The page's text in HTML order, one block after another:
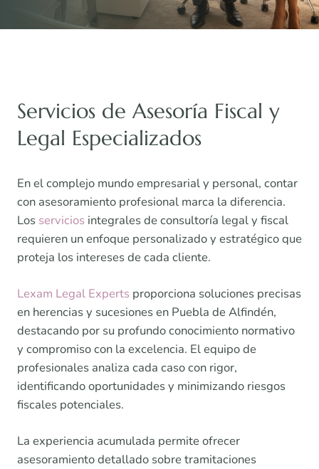
Servicios de Asesoría Fiscal y
Legal Especializados
En el complejo mundo empresarial y personal, contar
con asesoramiento profesional marca la diferencia.
Los servicios integrales de consultoría legal y fiscal
requieren un enfoque personalizado y estratégico que
proteja los intereses de cada cliente.
Lexam Legal Experts proporciona soluciones precisas
en herencias y sucesiones en Puebla de Alfindén,
destacando por su profundo conocimiento normativo
y compromiso con la excelencia. El equipo de
profesionales analiza cada caso con rigor,
identificando oportunidades y minimizando riesgos
fiscales potenciales.
La experiencia acumulada permite ofrecer
asesoramiento detallado sobre tramitaciones